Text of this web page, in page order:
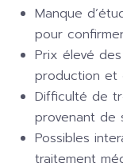
Manque
pour
Prix élevé
production et
Difficulté de
provenant de
Possibles
traitement